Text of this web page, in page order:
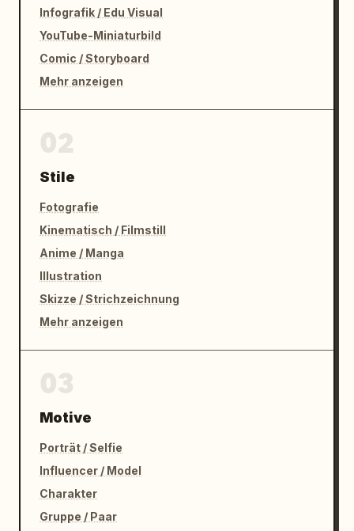
Infografik / Edu Visual
YouTube-Miniaturbild
Comic / Storyboard
Mehr anzeigen
Stile
Fotografie
Kinematisch / Filmstill
Anime / Manga
Illustration
Skizze / Strichzeichnung
Mehr anzeigen
Motive
Porträt / Selfie
Influencer / Model
Charakter
Gruppe / Paar